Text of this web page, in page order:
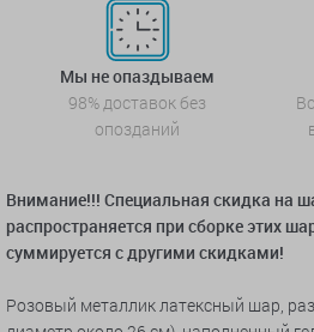
Мы не опаздываем
98% доставок без
опозданий
Внимание!!! Специальная скидка на
распространяется при сборке этих
суммируется с другими скидками!
Розовый металлик латексный шар,